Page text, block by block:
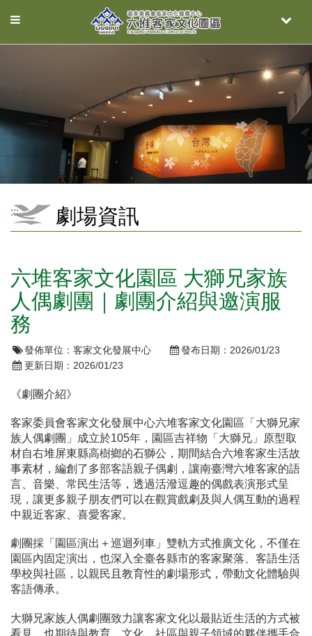
Toggle
Toggle
::: 劇場資訊
六堆客家文化園區 大獅兄家族
人偶劇團｜劇團介紹與邀演服
務
發佈單位： 客家文化發展中心 發布日期： 2026/01/23
更新日期： 2026/01/23
《劇團介紹》
客家委員會客家文化發展中心六堆客家文化園區「大獅兄家
族人偶劇團」成立於105年，園區吉祥物「大獅兄」原型取
材自右堆屏東縣高樹鄉的石獅公，期間結合六堆客家生活故
事素材，編創了多部客語親子偶劇，讓南臺灣六堆客家的語
言、音樂、常民生活等，透過活潑逗趣的偶戲表演形式呈
現，讓更多親子朋友們可以在觀賞戲劇及與人偶互動的過程
中親近客家、喜愛客家。
劇團採「園區演出＋巡迴列車」雙軌方式推廣文化，不僅在
園區內固定演出，也深入全臺各縣市的客家聚落、客語生活
學校與社區，以親民且教育性的劇場形式，帶動文化體驗與
客語傳承。
大獅兄家族人偶劇團致力讓客家文化以最貼近生活的方式被
看見，也期待與教育、文化、社區與親子領域的夥伴攜手合